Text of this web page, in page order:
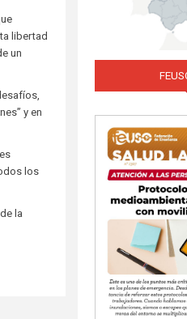
libertad
un
y en
los
la